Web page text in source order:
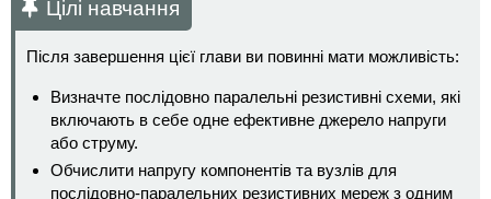
Цілі навчання
Після завершення цієї глави ви повинні мати можливість:
Визначте послідовно паралельні резистивні схеми, які
включають в себе одне ефективне джерело напруги
або струму.
Обчислити напругу компонентів та вузлів для
послідовно-паралельних резистивних мереж з одним